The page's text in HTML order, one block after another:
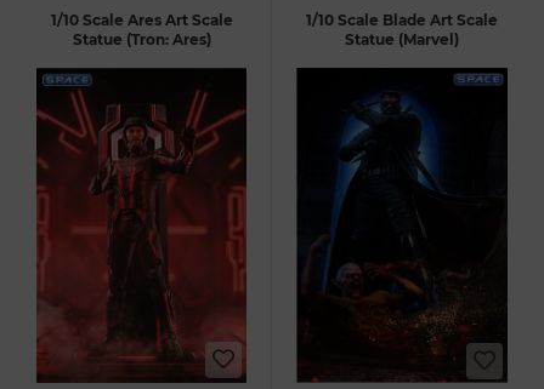
1/10 Scale Ares Art Scale
Statue (Tron: Ares)
1/10 Scale Blade Art Scale
Statue (Marvel)